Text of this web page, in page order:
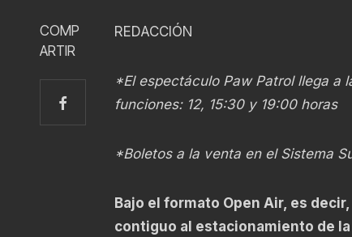
COMP
ARTIR
REDACCIÓN
*El espectáculo Paw Patrol llega a
funciones: 12, 15:30 y 19:00 horas
*Boletos a la venta en el Sistema
Bajo el formato Open Air, es
contiguo al estacionamiento de